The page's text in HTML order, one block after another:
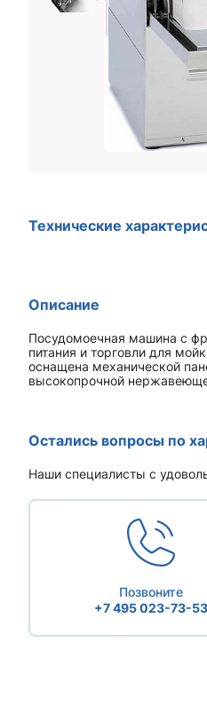
Технические
Описание
Посудомоечная машина с
питания и торговли для
оснащена механической
высокопрочной
Остались вопросы по
Наши специалисты с
Позвоните
+7 495 023-73-53